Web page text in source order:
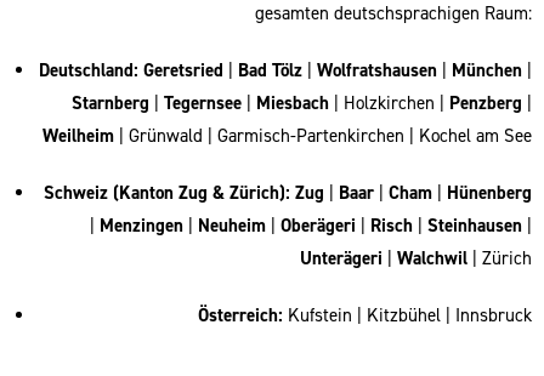
gesamten deutschsprachigen Raum:
Deutschland: Geretsried Bad Tölz Wolfratshausen München
Starnberg
Tegernsee Miesbach | Holzkirchen | Penzberg
Weilheim | Grünwald | Garmisch-Partenkirchen | Kochel am See
Schweiz (Kanton Zug & Zürich): Zug Baar Cham
Hünenberg
Menzingen Neuheim Oberägeri Risch Steinhausen
Unterägeri
Walchwil | Zürich
Österreich: Kufstein | Kitzbühel | Innsbruck